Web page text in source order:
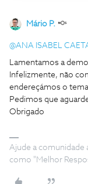
Mário P.
@ANA ISABEL
Lamentamos a
Infelizmente, não
endereçámos o
Pedimos que
Obrigado
Ajude a comunidade
como "Melhor